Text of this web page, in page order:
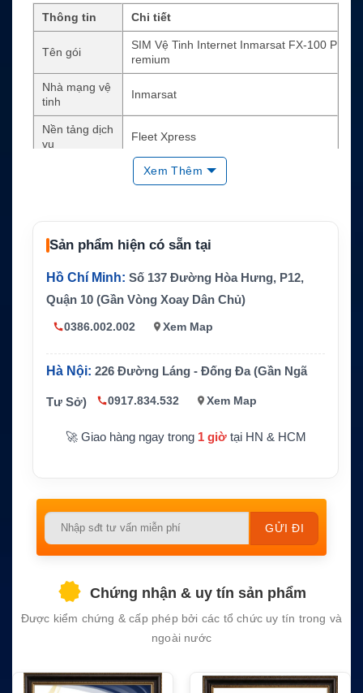
Thông tin Chi tiết
Tên gói
SIM Vệ Tinh Internet Inmarsat FX-100 P
remium
Nhà mạng vệ
tinh
Inmarsat
Nền tảng dịch
vụ
Fleet Xpress
Premium Fixed-Term Flexible
Băng thông CI
R
3072/3072
Dữ liệu Không giới hạn theo chính sách gói
Ứng dụng Internet vệ tinh hàng hải cho tàu biển
Xem Thêm
Sản phẩm hiện có sẵn tại
Hồ Chí Minh: Số 137 Đường Hòa Hưng, P12,
Quận 10 (Gần Vòng Xoay Dân Chủ)
0386.002.002 Xem Map
Hà Nội: 226 Đường Láng - Đống Đa (Gần Ngã
Tư Sở) 0917.834.532 Xem Map
🚀 Giao hàng ngay trong 1 giờtại HN & HCM
Please
empty.
Chứng nhận & uy tín sản phẩm
Được kiểm chứng & cấp phép bởi các tổ chức uy tín trong và
ngoài nước